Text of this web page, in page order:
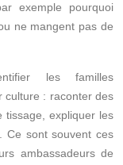
exemple pourquoi
ne mangent pas de
les familles
culture : raconter des
tissage, expliquer les
Ce sont souvent ces
ambassadeurs de